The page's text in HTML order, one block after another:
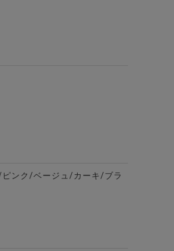
8色
ンク/ベージュ/カーキ/ブラ